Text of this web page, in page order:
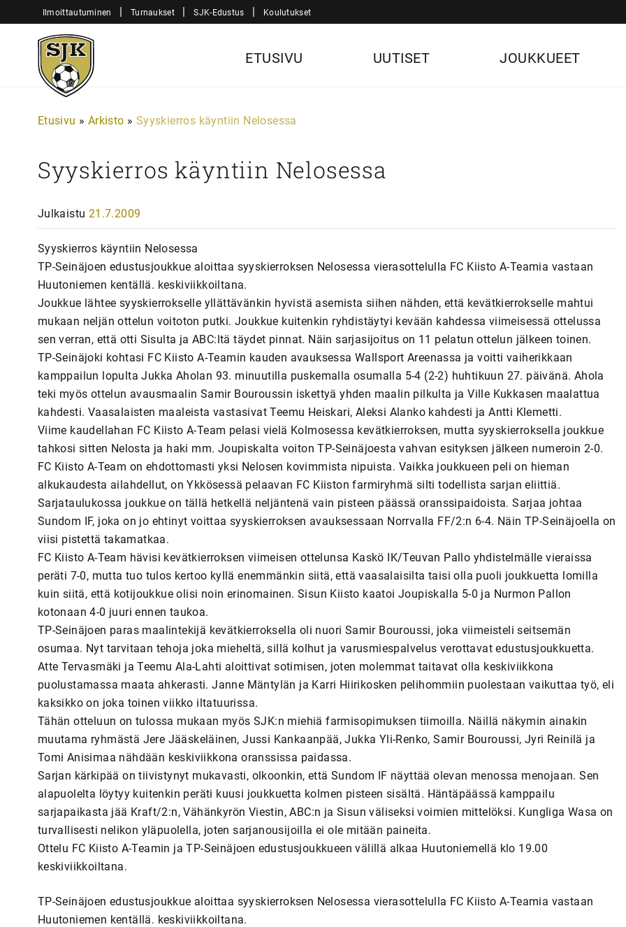
sisältöön
Ilmoittautuminen | Turnaukset | SJK-Edustus | Koulutukset
Sjk-
Juniorit
ETUSIVU UUTISET JOUKKUEET
Etusivu » Arkisto » Syyskierros käyntiin Nelosessa
Syyskierros käyntiin Nelosessa
Julkaistu 21.7.2009
Syyskierros käyntiin Nelosessa
TP-Seinäjoen edustusjoukkue aloittaa syyskierroksen Nelosessa vierasottelulla FC Kiisto A-Teamia vastaan
Huutoniemen kentällä. keskiviikkoiltana.
Joukkue lähtee syyskierrokselle yllättävänkin hyvistä asemista siihen nähden, että kevätkierrokselle mahtui
mukaan neljän ottelun voitoton putki. Joukkue kuitenkin ryhdistäytyi kevään kahdessa viimeisessä ottelussa
sen verran, että otti Sisulta ja ABC:ltä täydet pinnat. Näin sarjasijoitus on 11 pelatun ottelun jälkeen toinen.
TP-Seinäjoki kohtasi FC Kiisto A-Teamin kauden avauksessa Wallsport Areenassa ja voitti vaiherikkaan
kamppailun lopulta Jukka Aholan 93. minuutilla puskemalla osumalla 5-4 (2-2) huhtikuun 27. päivänä. Ahola
teki myös ottelun avausmaalin Samir Bouroussin iskettyä yhden maalin pilkulta ja Ville Kukkasen maalattua
kahdesti. Vaasalaisten maaleista vastasivat Teemu Heiskari, Aleksi Alanko kahdesti ja Antti Klemetti.
Viime kaudellahan FC Kiisto A-Team pelasi vielä Kolmosessa kevätkierroksen, mutta syyskierroksella joukkue
tahkosi sitten Nelosta ja haki mm. Joupiskalta voiton TP-Seinäjoesta vahvan esityksen jälkeen numeroin 2-0.
FC Kiisto A-Team on ehdottomasti yksi Nelosen kovimmista nipuista. Vaikka joukkueen peli on hieman
alkukaudesta ailahdellut, on Ykkösessä pelaavan FC Kiiston farmiryhmä silti todellista sarjan eliittiä.
Sarjataulukossa joukkue on tällä hetkellä neljäntenä vain pisteen päässä oranssipaidoista. Sarjaa johtaa
Sundom IF, joka on jo ehtinyt voittaa syyskierroksen avauksessaan Norrvalla FF/2:n 6-4. Näin TP-Seinäjoella on
viisi pistettä takamatkaa.
FC Kiisto A-Team hävisi kevätkierroksen viimeisen ottelunsa Kaskö IK/Teuvan Pallo yhdistelmälle vieraissa
peräti 7-0, mutta tuo tulos kertoo kyllä enemmänkin siitä, että vaasalaisilta taisi olla puoli joukkuetta lomilla
kuin siitä, että kotijoukkue olisi noin erinomainen. Sisun Kiisto kaatoi Joupiskalla 5-0 ja Nurmon Pallon
kotonaan 4-0 juuri ennen taukoa.
TP-Seinäjoen paras maalintekijä kevätkierroksella oli nuori Samir Bouroussi, joka viimeisteli seitsemän
osumaa. Nyt tarvitaan tehoja joka mieheltä, sillä kolhut ja varusmiespalvelus verottavat edustusjoukkuetta.
Atte Tervasmäki ja Teemu Ala-Lahti aloittivat sotimisen, joten molemmat taitavat olla keskiviikkona
puolustamassa maata ahkerasti. Janne Mäntylän ja Karri Hiirikosken pelihommiin puolestaan vaikuttaa työ, eli
kaksikko on joka toinen viikko iltatuurissa.
Tähän otteluun on tulossa mukaan myös SJK:n miehiä farmisopimuksen tiimoilla. Näillä näkymin ainakin
muutama ryhmästä Jere Jääskeläinen, Jussi Kankaanpää, Jukka Yli-Renko, Samir Bouroussi, Jyri Reinilä ja
Tomi Anisimaa nähdään keskiviikkona oranssissa paidassa.
Sarjan kärkipää on tiivistynyt mukavasti, olkoonkin, että Sundom IF näyttää olevan menossa menojaan. Sen
alapuolelta löytyy kuitenkin peräti kuusi joukkuetta kolmen pisteen sisältä. Häntäpäässä kamppailu
sarjapaikasta jää Kraft/2:n, Vähänkyrön Viestin, ABC:n ja Sisun väliseksi voimien mittelöksi. Kungliga Wasa on
turvallisesti nelikon yläpuolella, joten sarjanousijoilla ei ole mitään paineita.
Ottelu FC Kiisto A-Teamin ja TP-Seinäjoen edustusjoukkueen välillä alkaa Huutoniemellä klo 19.00
keskiviikkoiltana.
TP-Seinäjoen edustusjoukkue aloittaa syyskierroksen Nelosessa vierasottelulla FC Kiisto A-Teamia vastaan
Huutoniemen kentällä. keskiviikkoiltana.